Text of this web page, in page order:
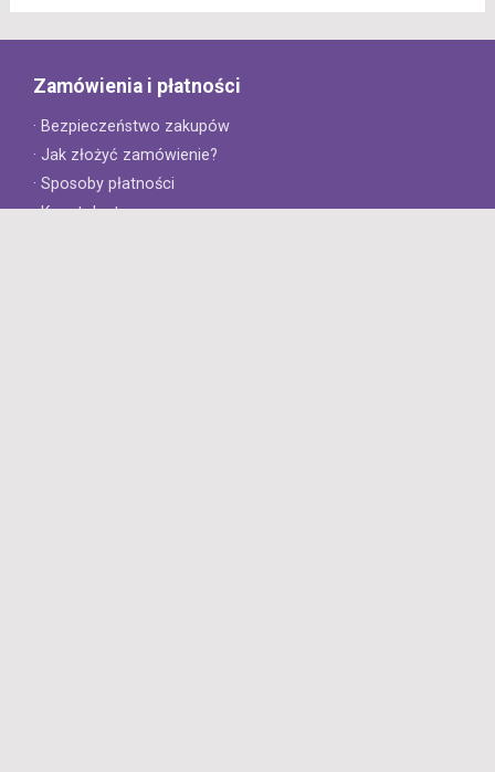
Zamówienia i płatności
· Bezpieczeństwo zakupów
· Jak złożyć zamówienie?
· Sposoby płatności
· Koszt dostawy